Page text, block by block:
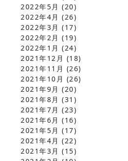
2022年5月 (20)
2022年4月 (26)
2022年3月 (17)
2022年2月 (19)
2022年1月 (24)
2021年12月 (18)
2021年11月 (26)
2021年10月 (26)
2021年9月 (20)
2021年8月 (31)
2021年7月 (23)
2021年6月 (16)
2021年5月 (17)
2021年4月 (22)
2021年3月 (15)